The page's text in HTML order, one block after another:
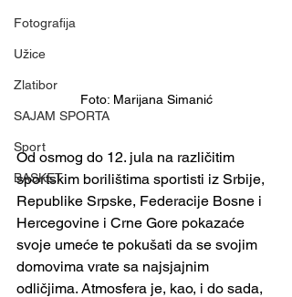
Fotografija
Užice
Zlatibor
SAJAM SPORTA
Sport
BASKET
Foto: Marijana Simanić
Od osmog do 12. jula na različitim
sportskim borilištima sportisti iz Srbije,
Republike Srpske, Federacije Bosne i
Hercegovine i Crne Gore pokazaće
svoje umeće te pokušati da se svojim
domovima vrate sa najsjajnim
odličjima. Atmosfera je, kao, i do sada,